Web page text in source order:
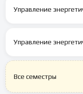
Управление
Управление
Все семестры